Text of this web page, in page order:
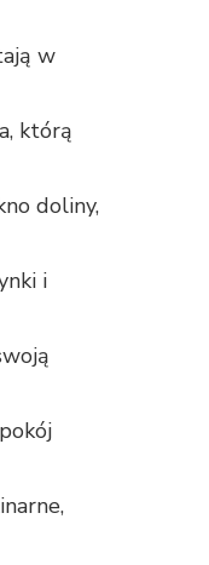
w
którą
doliny,
i